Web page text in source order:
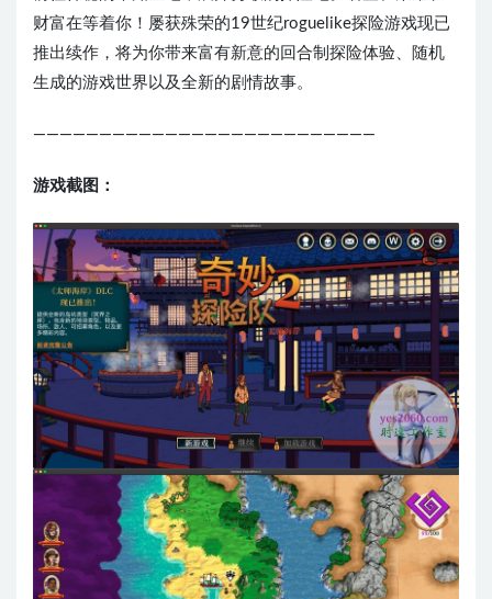
财富在等着你！屡获殊荣的19世纪roguelike探险游戏现已
推出续作，将为你带来富有新意的回合制探险体验、随机
生成的游戏世界以及全新的剧情故事。
——————————————————————————
游戏截图：